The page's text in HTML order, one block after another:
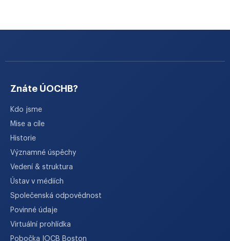
Znáte ÚOCHB?
Kdo jsme
Mise a cíle
Historie
Významné úspěchy
Vedení & struktura
Ústav v médiích
Společenská odpovědnost
Povinné údaje
Virtuální prohlídka
Pobočka IOCB Boston